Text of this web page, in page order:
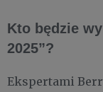
Kto będzie
2025”?
Ekspertami